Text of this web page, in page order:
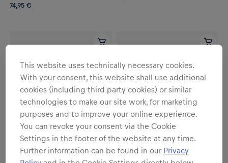
74,95 €
This website uses technically necessary cookies.
With your consent, this website shall use additional
cookies (including third party cookies) or similar
technologies to make our site work, for marketing
purposes and to improve your online experience.
You can revoke your consent via the Cookie
Settings in the footer of the website at any time.
Further information can be found in our Privacy